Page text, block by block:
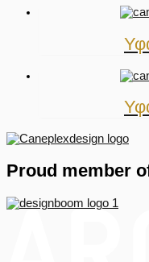
Proud member